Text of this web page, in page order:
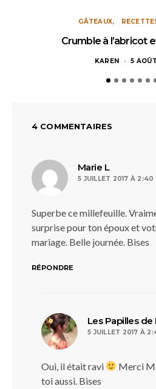
GÂTEAUX
Crumble à l’abricot
KAREN 5
4 COMMENTAIRES
Marie L
5 JUILLET 2017 À 2:40
Superbe ce millefeuille.
surprise pour ton époux et
mariage. Belle journée. Bises
RÉPONDRE
Les Papilles de
5 JUILLET 2017 À
Oui, il était ravi
Merci
toi aussi. Bises